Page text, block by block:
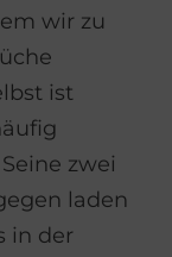
wir zu
ist
zwei
laden
in der